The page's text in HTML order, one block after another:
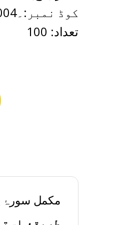
PQ/S-004کوڈ نمبر:۔
تعداد: 100
مکمل سورۂ